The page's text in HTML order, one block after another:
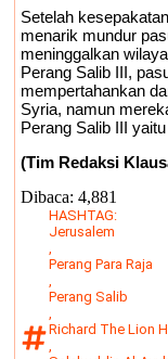
Setelah
menarik mundur
meninggalkan
Perang Salib III,
mempertahankan
Syria, namun
Perang Salib III
(Tim Redaksi
Dibaca: 4,881
HASHTAG:
Jerusalem
,
Perang Para Raja
,
Perang Salib
,
Richard The Lion
,